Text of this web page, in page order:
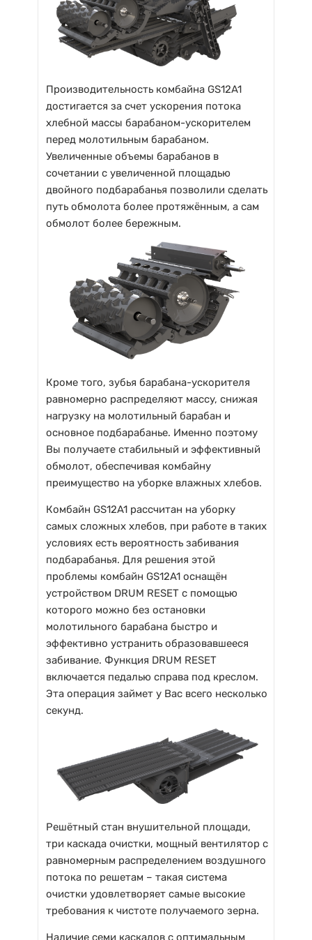
Производительность комбайна GS12A1
достигается за счет ускорения потока
хлебной массы барабаном-ускорителем
перед молотильным барабаном.
Увеличенные объемы барабанов в
сочетании с увеличенной площадью
двойного подбарабанья позволили сделать
путь обмолота более протяжённым, а сам
обмолот более бережным.
Кроме того, зубья барабана-ускорителя
равномерно распределяют массу, снижая
нагрузку на молотильный барабан и
основное подбарабанье. Именно поэтому
Вы получаете стабильный и эффективный
обмолот, обеспечивая комбайну
преимущество на уборке влажных хлебов.
Комбайн GS12A1 рассчитан на уборку
самых сложных хлебов, при работе в таких
условиях есть вероятность забивания
подбарабанья. Для решения этой
проблемы комбайн GS12A1 оснащён
устройством DRUM RESET с помощью
которого можно без остановки
молотильного барабана быстро и
эффективно устранить образовавшееся
забивание. Функция DRUM RESET
включается педалью справа под креслом.
Эта операция займет у Вас всего несколько
секунд.
Решётный стан внушительной площади,
три каскада очистки, мощный вентилятор с
равномерным распределением воздушного
потока по решетам – такая система
очистки удовлетворяет самые высокие
требования к чистоте получаемого зерна.
Наличие семи каскадов с оптимальным